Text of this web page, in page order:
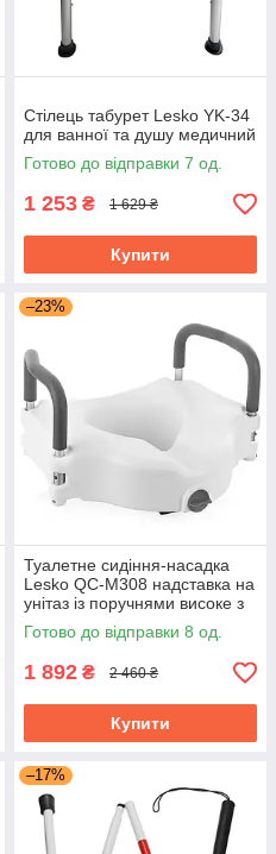
Стілець табурет Lesko YK-34
для ванної та душу медичний
Готово до відправки 7 од.
1 253 ₴ 1 629 ₴
Купити
–23%
Туалетне сидіння-насадка
Lesko QC-M308 надставка на
унітаз із поручнями високе з
фіксатором
Готово до відправки 8 од.
1 892 ₴ 2 460 ₴
Купити
–17%